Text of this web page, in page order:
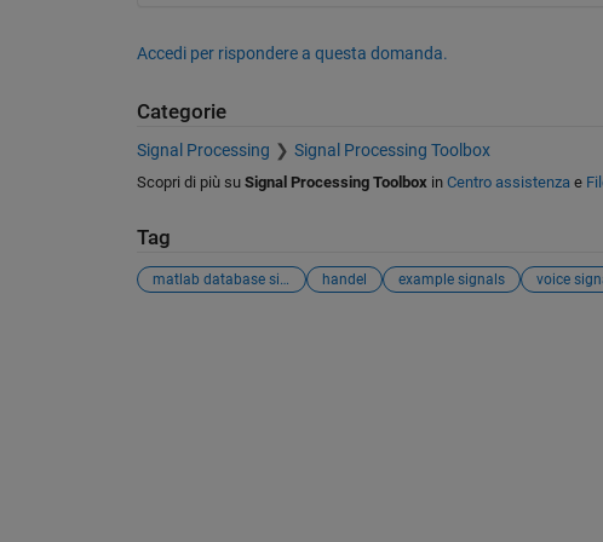
Accedi per rispondere a questa domanda.
Categorie
Signal Processing Signal Processing Toolbox
Scopri di più su Signal Processing Toolboxin Centro assistenzae
Tag
matlab database signals handel example signals voice